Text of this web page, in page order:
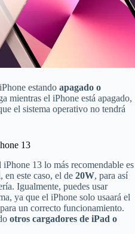
estando apagado o
mientras el iPhone está apagado,
el sistema operativo no tendrá
13
13 lo más recomendable es
este caso, el de 20W, para así
Igualmente, puedes usar
ya que el iPhone solo usaará el
un correcto funcionamiento.
otros cargadores de iPad o